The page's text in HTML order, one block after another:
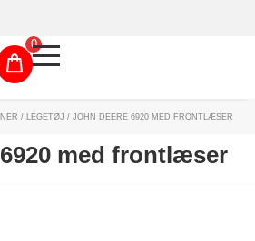
0
/ LEGETØJ / JOHN DEERE 6920 MED FRONTLÆSER
med frontlæser